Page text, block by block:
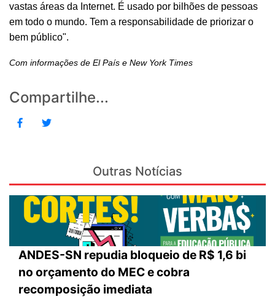
vastas áreas da Internet. É usado por bilhões de pessoas
em todo o mundo. Tem a responsabilidade de priorizar o
bem público".
Com informações de El País e New York Times
Compartilhe...
Outras Notícias
ANDES-SN repudia bloqueio de R$ 1,6 bi
no orçamento do MEC e cobra
recomposição imediata